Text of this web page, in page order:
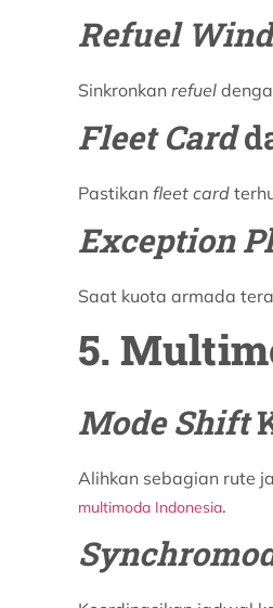
Refuel
Sinkronkan refuel
Fleet Card
Pastikan fleet card
Exception
Saat kuota armada
5.
Mode Shift
Alihkan sebagian rute
multimoda Indonesia.